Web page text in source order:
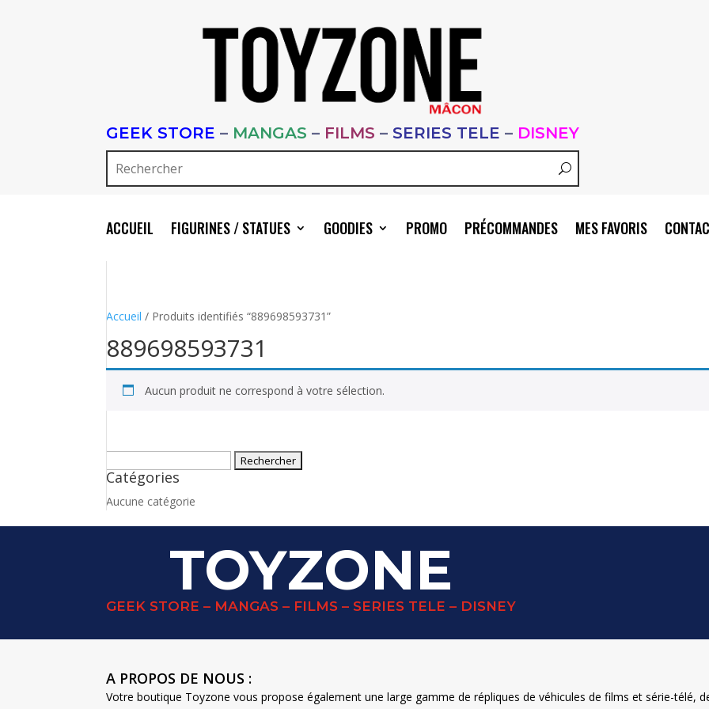
GEEK STORE – MANGAS– FILMS – SERIES TELE – DISNEY
ACCUEIL FIGURINES / STATUES GOODIES PROMO PRÉCOMMANDES MES FAVORIS
Accueil / Produits identifiés “889698593731”
889698593731
Aucun produit ne correspond à votre sélection.
Catégories
Aucune catégorie
TOYZONE
GEEK STORE – MANGAS – FILMS – SERIES TELE – DISNEY
A PROPOS DE NOUS :
Votre boutique Toyzone vous propose également une large gamme de répliques de véhicules de films et série-télé,